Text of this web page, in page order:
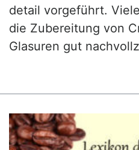
detail vorgeführt.
die Zubereitung von
Glasuren gut